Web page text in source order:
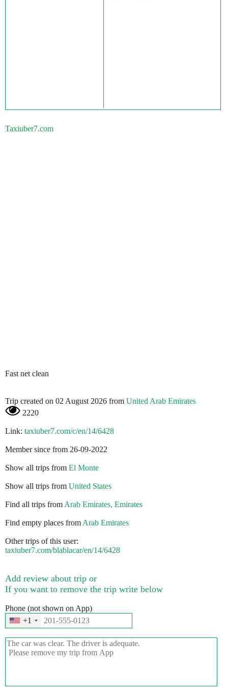
Taxiuber7.com
Fast net clean
Trip created on 02 August 2026 from United Arab Emirates
2220
Link: taxiuber7.com/c/en/14/6428
Member since from 26-09-2022
Show all trips from El Monte
Show all trips from United States
Find all trips from Arab Emirates, Emirates
Find empty places from Arab Emirates
Other trips of this user:
taxiuber7.com/blablacar/en/14/6428
Add review about trip or
If you want to remove the trip write below
Phone (not shown on App)
+1